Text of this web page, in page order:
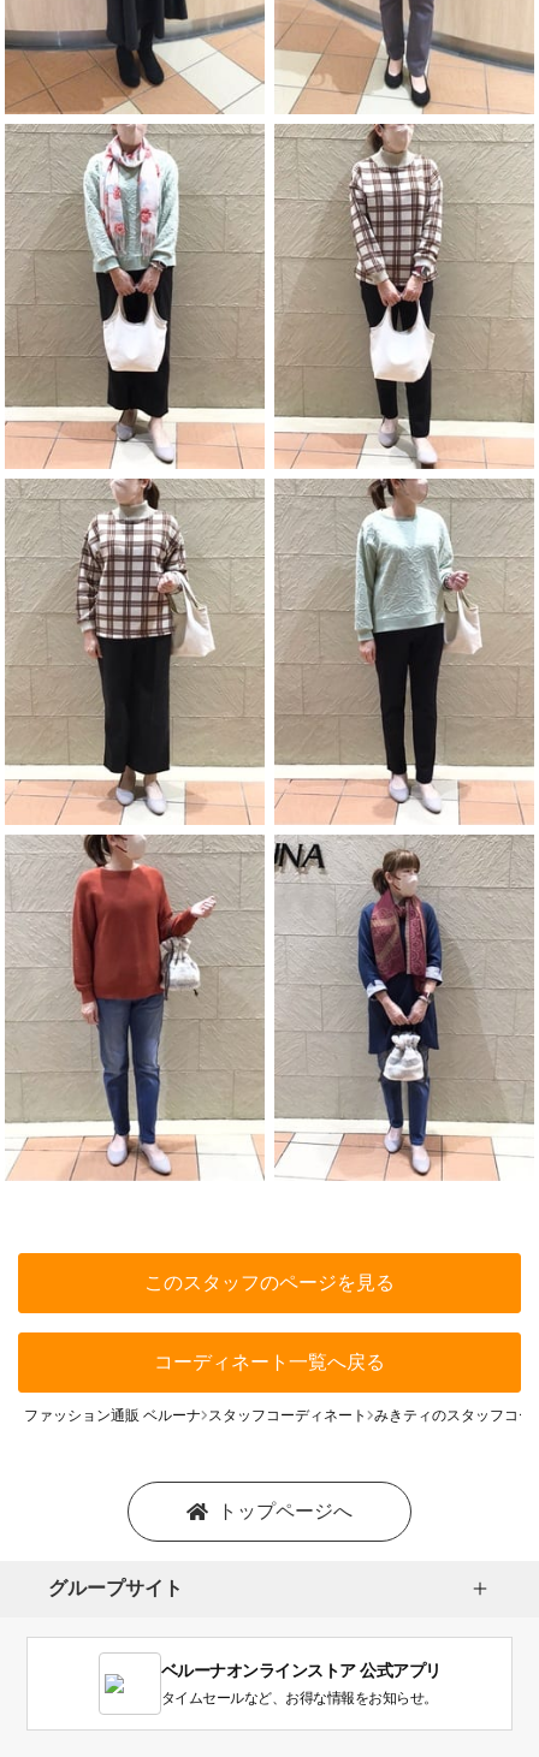
このスタッフのページを見る
コーディネート一覧へ戻る
ファッション通販 ベルーナ スタッフコーディネート みきティのスタッフコー
トップページへ
グループサイト
ベルーナオンラインストア 公式アプリ
タイムセールなど、お得な情報をお知らせ。